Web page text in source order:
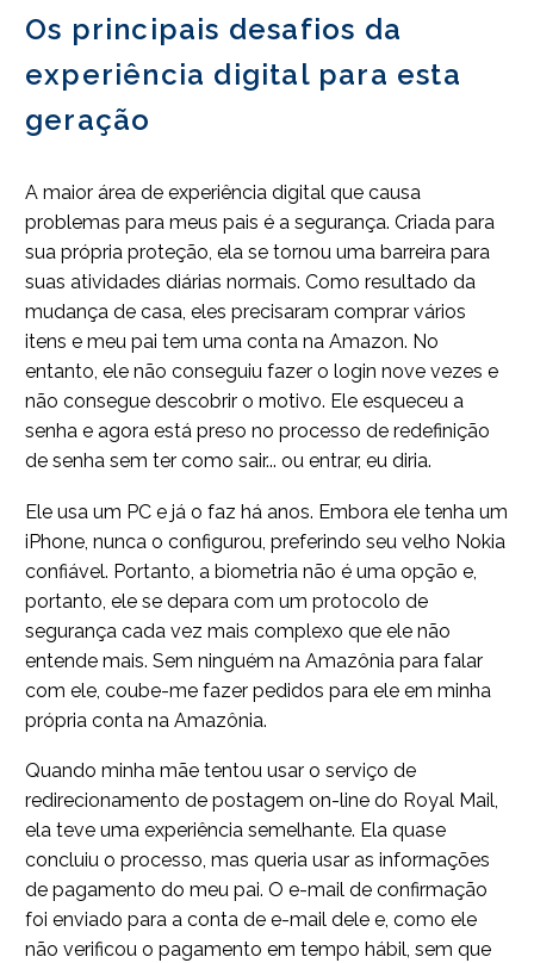
Os principais desafios da
experiência digital para esta
geração
A maior área de experiência digital que causa
problemas para meus pais é a segurança. Criada para
sua própria proteção, ela se tornou uma barreira para
suas atividades diárias normais. Como resultado da
mudança de casa, eles precisaram comprar vários
itens e meu pai tem uma conta na Amazon. No
entanto, ele não conseguiu fazer o login nove vezes e
não consegue descobrir o motivo. Ele esqueceu a
senha e agora está preso no processo de redefinição
de senha sem ter como sair... ou entrar, eu diria.
Ele usa um PC e já o faz há anos. Embora ele tenha um
iPhone, nunca o configurou, preferindo seu velho Nokia
confiável. Portanto, a biometria não é uma opção e,
portanto, ele se depara com um protocolo de
segurança cada vez mais complexo que ele não
entende mais. Sem ninguém na Amazônia para falar
com ele, coube-me fazer pedidos para ele em minha
própria conta na Amazônia.
Quando minha mãe tentou usar o serviço de
redirecionamento de postagem on-line do Royal Mail,
ela teve uma experiência semelhante. Ela quase
concluiu o processo, mas queria usar as informações
de pagamento do meu pai. O e-mail de confirmação
foi enviado para a conta de e-mail dele e, como ele
não verificou o pagamento em tempo hábil, sem que